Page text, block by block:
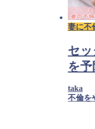
妻に不
セ
を
taka
不倫を